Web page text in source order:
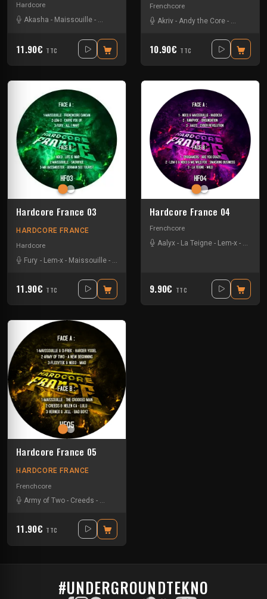
Hardcore
Akasha - Maissouille - The mastery
11.90€ TTC
Frenchcore
Akriv - Andy the Core -
10.90€ TTC
Hardcore France 03
HARDCORE FRANCE
Hardcore
Fury - Lem-x - Maissouille - Mr. Bassmeister
11.90€ TTC
Hardcore France 04
Frenchcore
Aalyx - La Teigne - Lem-x -
9.90€ TTC
Hardcore France 05
HARDCORE FRANCE
Frenchcore
Army of Two - Creeds - D-Frek
11.90€ TTC
#UNDERGROUNDTEKNO